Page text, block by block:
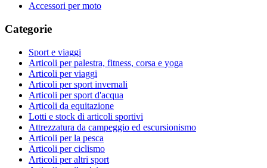
Accessori per moto
Categorie
Sport e viaggi
Articoli per palestra, fitness, corsa e yoga
Articoli per viaggi
Articoli per sport invernali
Articoli per sport d'acqua
Articoli da equitazione
Lotti e stock di articoli sportivi
Attrezzatura da campeggio ed escursionismo
Articoli per la pesca
Articoli per ciclismo
Articoli per altri sport